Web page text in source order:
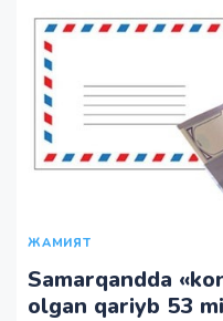
ЖАМИЯТ
Samarqandda
olgan qariyb 53